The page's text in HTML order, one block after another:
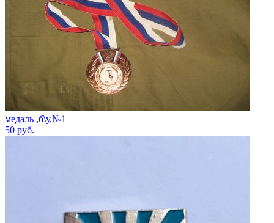
медаль ,б\у,№1
50 руб.